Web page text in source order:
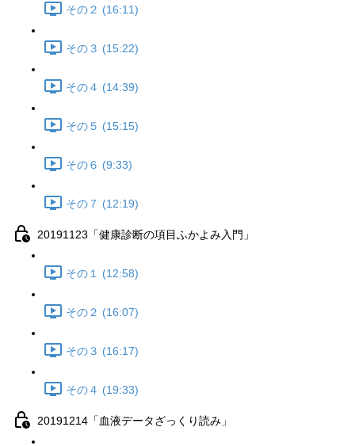
その２ (16:11)
その３ (15:22)
その４ (14:39)
その５ (15:15)
その６ (9:33)
その７ (12:19)
20191123「健康診断の項目ふかよみ入門」
その１ (12:58)
その２ (16:07)
その３ (16:17)
その４ (19:33)
20191214「血液データざっくり読み」